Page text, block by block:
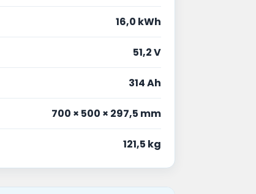
16,0 kWh
51,2 V
314 Ah
700 × 500 × 297,5 mm
121,5 kg